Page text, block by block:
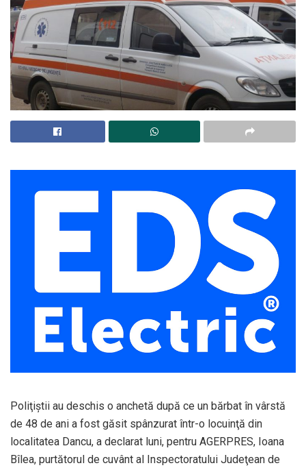
Poliţiştii au deschis o anchetă după ce un bărbat în vârstă
de 48 de ani a fost găsit spânzurat într-o locuinţă din
localitatea Dancu, a declarat luni, pentru AGERPRES, Ioana
Bîlea, purtătorul de cuvânt al Inspectoratului Judeţean de